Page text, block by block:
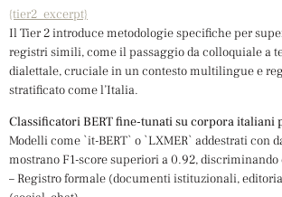
{tier2_excerpt}
Il Tier 2 introduce metodologie specifiche per
registri simili, come il passaggio da colloquiale a
dialettale, cruciale in un contesto multilingue e
stratificato come l’Italia.
Classificatori BERT fine-tunati su corpora
Modelli come `it-BERT` o `LXMER` addestrati con
mostrano F1-score superiori a 0.92,
– Registro formale (documenti istituzionali,